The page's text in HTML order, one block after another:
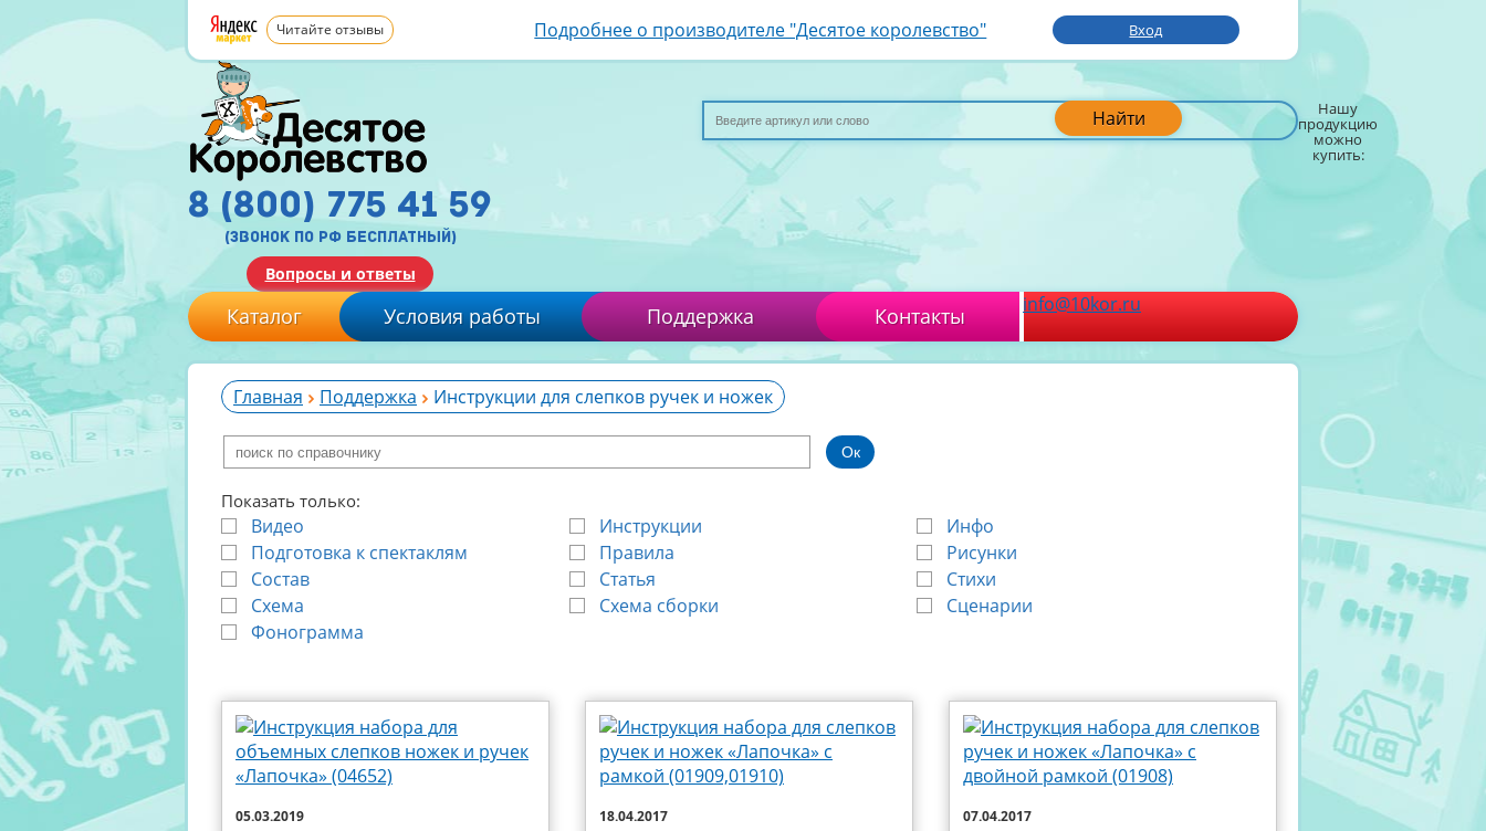
Читайте отзывы Подробнее о производителе "Десятое королевство" Вход
Найти Нашу
продукцию
можно
купить:
8 (800) 775 41 59
(звонок по рф бесплатный)
Вопросы и ответы
Каталог Условия работы Поддержка Контакты info@10kor.ru
Главная Поддержка Инструкции для слепков ручек и ножек
Показать только:
Видео Инструкции
Инфо
Подготовка к спектаклям
Правила
Рисунки
Состав
Статья
Стихи
Схема
Схема сборки
Сценарии
Фонограмма
05.03.2019 18.04.2017 07.04.2017